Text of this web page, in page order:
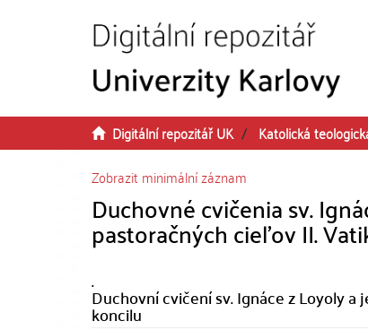
Digitální repozitář UK Katolická
Zobrazit minimální záznam
Duchovné cvičenia sv.
pastoračných cieľov II.
.
Duchovní cvičení sv. Ignáce z Loyoly
koncilu